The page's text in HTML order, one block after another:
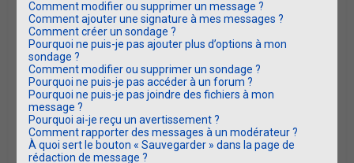
Comment modifier ou supprimer un message ?
Comment ajouter une signature à mes messages ?
Comment créer un sondage ?
Pourquoi ne puis-je pas ajouter plus d’options à mon
sondage ?
Comment modifier ou supprimer un sondage ?
Pourquoi ne puis-je pas accéder à un forum ?
Pourquoi ne puis-je pas joindre des fichiers à mon
message ?
Pourquoi ai-je reçu un avertissement ?
Comment rapporter des messages à un modérateur ?
À quoi sert le bouton « Sauvegarder » dans la page de
rédaction de message ?